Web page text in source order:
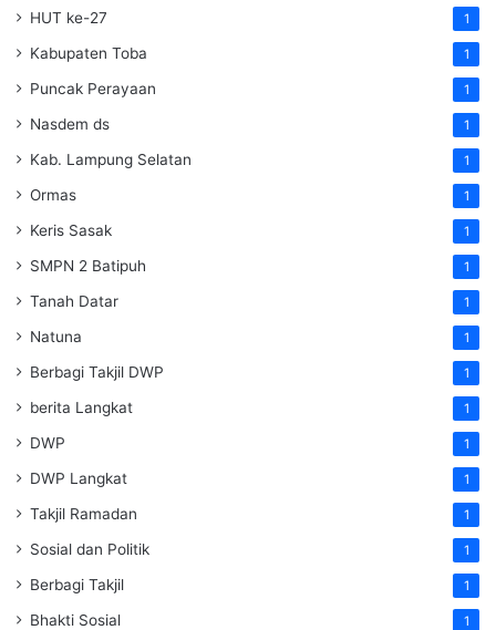
HUT ke-27 1
Kabupaten Toba 1
Puncak Perayaan 1
Nasdem ds 1
Kab. Lampung Selatan 1
Ormas 1
Keris Sasak 1
SMPN 2 Batipuh 1
Tanah Datar 1
Natuna 1
Berbagi Takjil DWP 1
berita Langkat 1
DWP 1
DWP Langkat 1
Takjil Ramadan 1
Sosial dan Politik 1
Berbagi Takjil 1
Bhakti Sosial 1